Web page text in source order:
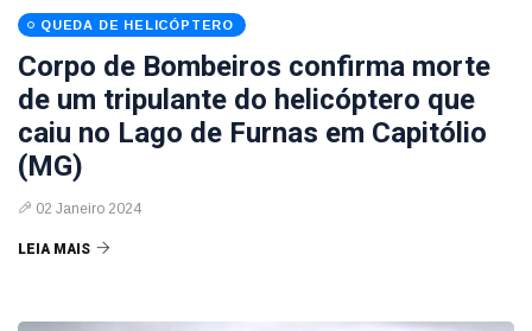
QUEDA DE HELICÓPTERO
Corpo de Bombeiros confirma morte
de um tripulante do helicóptero que
caiu no Lago de Furnas em Capitólio
(MG)
02 Janeiro 2024
LEIA MAIS